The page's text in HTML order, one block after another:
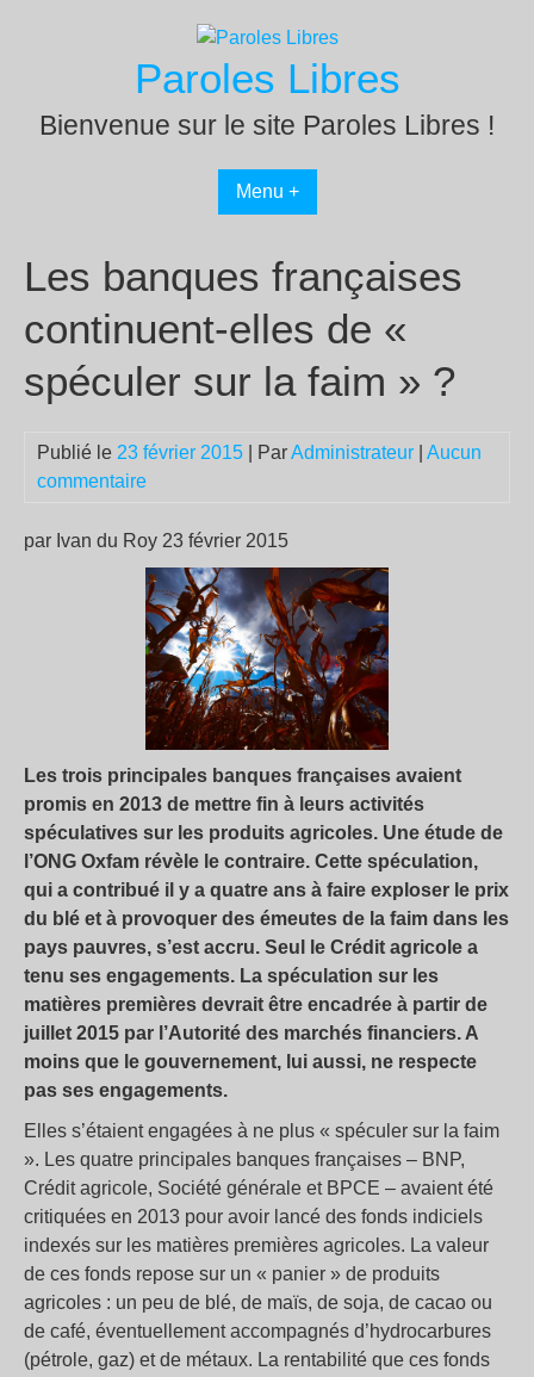
Paroles Libres
Bienvenue sur le site Paroles Libres !
Menu +
Les banques françaises
continuent-elles de «
spéculer sur la faim » ?
Publié le 23 février 2015 | ParAdministrateur
Aucun
commentaire
par Ivan du Roy 23 février 2015
Les trois principales banques françaises avaient
promis en 2013 de mettre fin à leurs activités
spéculatives sur les produits agricoles. Une étude de
l’ONG Oxfam révèle le contraire. Cette spéculation,
qui a contribué il y a quatre ans à faire exploser le prix
du blé et à provoquer des émeutes de la faim dans les
pays pauvres, s’est accru. Seul le Crédit agricole a
tenu ses engagements. La spéculation sur les
matières premières devrait être encadrée à partir de
juillet 2015 par l’Autorité des marchés financiers. A
moins que le gouvernement, lui aussi, ne respecte
pas ses engagements.
Elles s’étaient engagées à ne plus « spéculer sur la faim
». Les quatre principales banques françaises – BNP,
Crédit agricole, Société générale et BPCE – avaient été
critiquées en 2013 pour avoir lancé des fonds indiciels
indexés sur les matières premières agricoles. La valeur
de ces fonds repose sur un « panier » de produits
agricoles : un peu de blé, de maïs, de soja, de cacao ou
de café, éventuellement accompagnés d’hydrocarbures
(pétrole, gaz) et de métaux. La rentabilité que ces fonds